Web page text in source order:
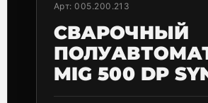
Арт:005.200.213
СВАРОЧНЫЙ
MIG 500 DP